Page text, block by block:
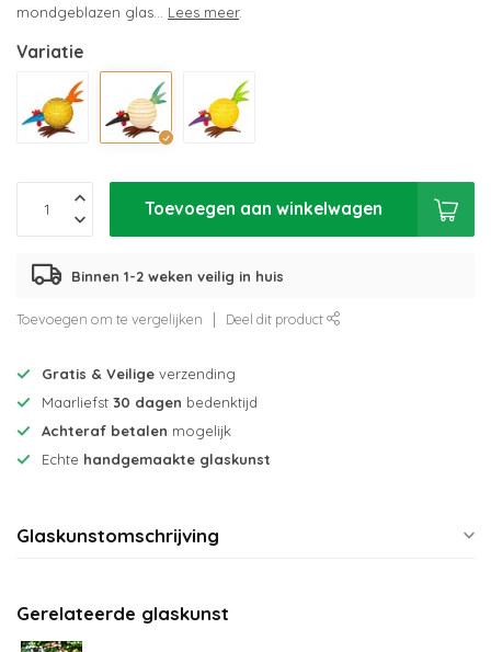
mondgeblazen glas... Lees meer.
Variatie
Toevoegen aan winkelwagen
Binnen 1-2 weken veilig in huis
Toevoegen om te vergelijken Deel dit product
Gratis & Veilige verzending
Maarliefst 30 dagen bedenktijd
Achteraf betalen mogelijk
Echte handgemaakte glaskunst
Glaskunstomschrijving
Gerelateerde glaskunst